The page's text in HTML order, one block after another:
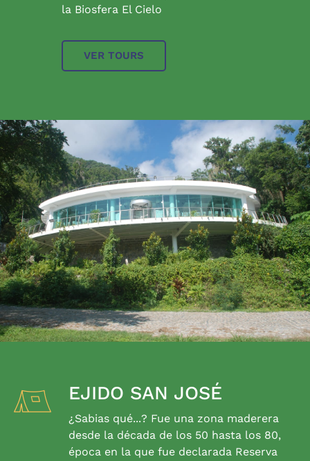
la Biosfera El Cielo
VER TOURS
EJIDO SAN JOSÉ
¿Sabias qué...? Fue una zona maderera
desde la década de los 50 hasta los 80,
época en la que fue declarada Reserva